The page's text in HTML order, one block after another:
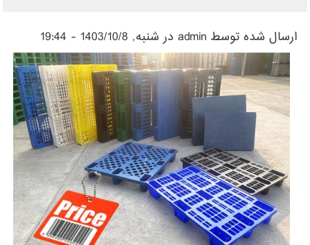
ارسال شده توسطadmin در شنبه, 1403/10/8 - 19:44